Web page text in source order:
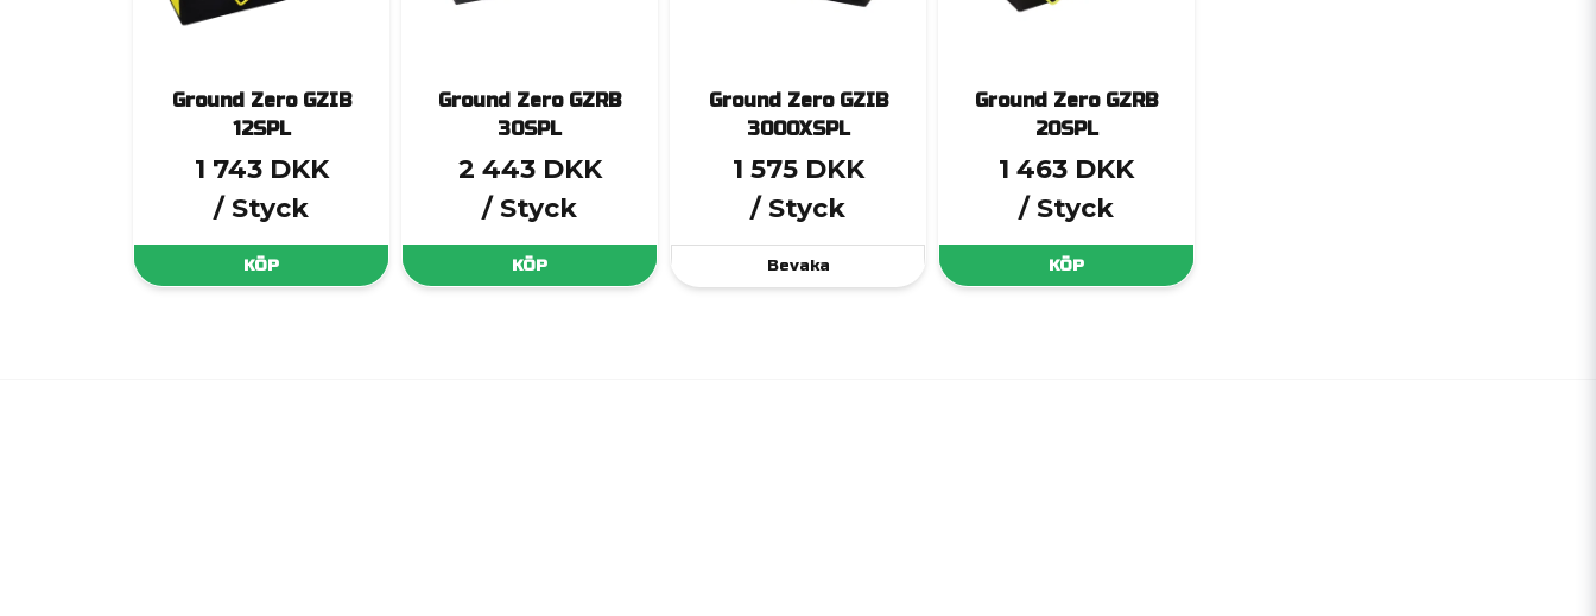
Ground Zero GZIB
12SPL
1 743 DKK
/ Styck
KÖP
Ground Zero GZRB
30SPL
2 443 DKK
/ Styck
KÖP
Ground Zero GZIB
3000XSPL
1 575 DKK
/ Styck
Bevaka
Ground Zero GZRB
20SPL
1 463 DKK
/ Styck
KÖP